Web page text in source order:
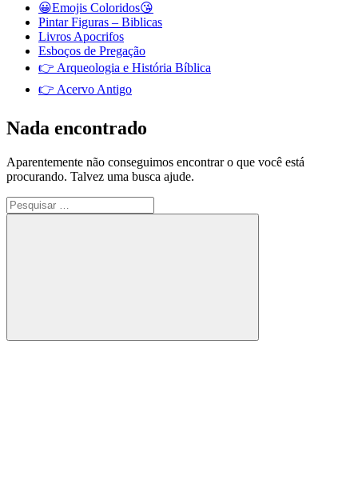
😀Emojis Coloridos😘
Pintar Figuras – Biblicas
Livros Apocrifos
Esboços de Pregação
👉 Arqueologia e História Bíblica
👉 Acervo Antigo
Nada encontrado
Aparentemente não conseguimos encontrar o que você está
procurando. Talvez uma busca ajude.
Pesquisar
por:
Pesquisa